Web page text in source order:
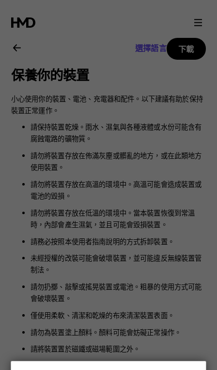
Nokia
3.2
用
戶
指
南
選擇語言 下載
保養你的裝置
小心使用你的裝置、電池、充電器和配件。以下建議有助於保持
裝置正常運作。
請保持裝置乾燥。雨水、濕氣與各種液體或水份可能含有
腐蝕電路的礦物質。
請勿將裝置存放在佈滿灰塵或髒亂的地方，或在此類地方
使用裝置。
請勿將裝置存放在高溫的環境中。高溫可能會造成裝置或
電池的毀損。
請勿將裝置存放在低溫的環境中。當本裝置恢復到常溫
時，內部會產生濕氣，並且可能會毀損裝置。
請務必按照本使用者指南說明的方式拆卸裝置。
未經授權的改裝可能會破壞裝置，並可能違反無線裝置管
制法。
請勿扔擲、敲擊或搖晃裝置或電池。粗暴的使用方式可能
會破壞裝置。
僅使用柔軟、清潔和乾燥的布來清潔裝置表面。
請勿為裝置塗上顏料。顏料可能會妨礙正常操作。
請將裝置置於磁鐵或磁場範圍之外。